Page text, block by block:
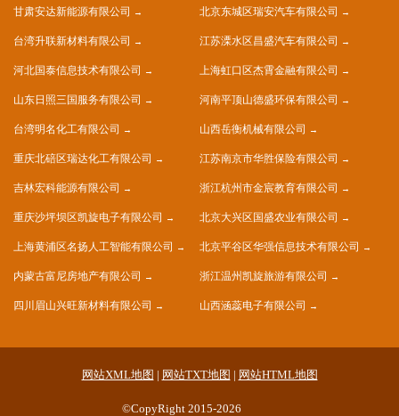
甘肃安达新能源有限公司 北京东城区瑞安汽车有限公司
台湾升联新材料有限公司 江苏溧水区昌盛汽车有限公司
河北国泰信息技术有限公司 上海虹口区杰霄金融有限公司
山东日照三国服务有限公司 河南平顶山德盛环保有限公司
台湾明名化工有限公司 山西岳衡机械有限公司
重庆北碚区瑞达化工有限公司 江苏南京市华胜保险有限公司
吉林宏科能源有限公司 浙江杭州市金宸教育有限公司
重庆沙坪坝区凯旋电子有限公司 北京大兴区国盛农业有限公司
上海黄浦区名扬人工智能有限公司 北京平谷区华强信息技术有限公司
内蒙古富尼房地产有限公司 浙江温州凯旋旅游有限公司
四川眉山兴旺新材料有限公司 山西涵蕊电子有限公司
网站XML地图 | 网站TXT地图 | 网站HTML地图
©CopyRight 2015-2026